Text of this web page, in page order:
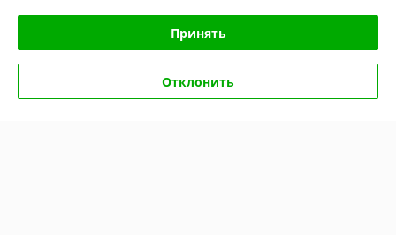
Принять
Отклонить